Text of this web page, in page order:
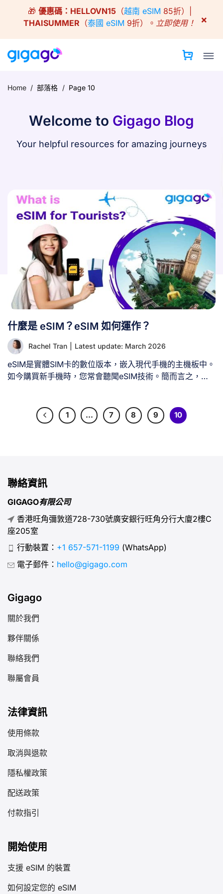
🎁 優惠碼： HELLOVN15（越南 eSIM 85折）|
THAISUMMER （泰國 eSIM 9折）。 立即使用！ ×
Home / 部落格 / Page 10
Welcome to Gigago Blog
Your helpful resources for amazing journeys
什麼是 eSIM？eSIM 如何運作？
Rachel Tran Latest update: March 2026
eSIM是實體SIM卡的數位版本，嵌入現代手機的主機板中。
如今購買新手機時，您常會聽聞eSIM技術。簡而言之，
輯（網路）。eSIM則如同Spotify播放清單，讓您能在單一
裝置上儲存並切換多個專輯（電信網路）。 這意味著旅行
手機內建晶片，可同時儲存多個網路設定檔。其體積極其微
小，甚至比nano-SIM（現行最小實體SIM卡）更小，尺寸
約為6mm x 5mm。 eSIM採用與傳統SIM卡相同的GSM及
LTE網路技術，其內建網路認證資訊，可讓裝置直接連線至
電信商網路。 eSIM支援同時使用多組電信商與電話號碼，
極為便利。對旅行者而言尤其實用，無需尋找SIM卡供應商
即可即時連線當地網路。 II. 哪些裝置支援eSIM？ 智慧型手
機、平板電腦、智慧手錶、汽車及部分物聯網裝置皆可使用
1 … 7 8 9 10
聯絡資訊
GIGAGO有限公司
香港旺角彌敦道728-730號廣安銀行旺角分行大廈2樓C
座205室
行動裝置： +1 657-571-1199 (WhatsApp)
電子郵件： hello@gigago.com
Gigago
關於我們
夥伴關係
聯絡我們
聯屬會員
法律資訊
使用條款
取消與退款
隱私權政策
配送政策
付款指引
開始使用
支援 eSIM 的裝置
如何設定您的 eSIM